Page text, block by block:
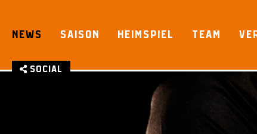
content
Social
NEWS SAISON HEIMSPIEL TEAM